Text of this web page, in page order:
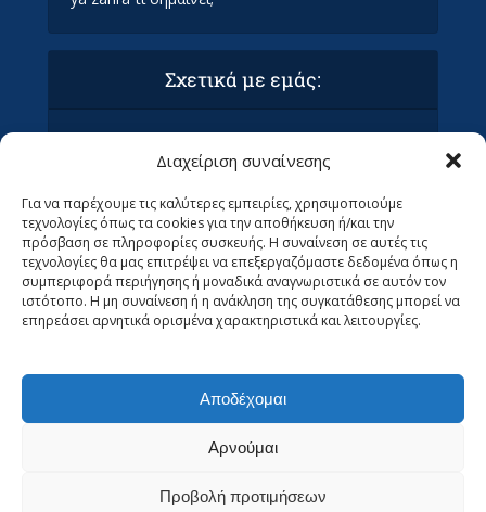
Διαχείριση συναίνεσης
Για να παρέχουμε τις καλύτερες εμπειρίες, χρησιμοποιούμε
τεχνολογίες όπως τα cookies για την αποθήκευση ή/και την
πρόσβαση σε πληροφορίες συσκευής. Η συναίνεση σε αυτές τις
τεχνολογίες θα μας επιτρέψει να επεξεργαζόμαστε δεδομένα όπως η
συμπεριφορά περιήγησης ή μοναδικά αναγνωριστικά σε αυτόν τον
ιστότοπο. Η μη συναίνεση ή η ανάκληση της συγκατάθεσης μπορεί να
επηρεάσει αρνητικά ορισμένα χαρακτηριστικά και λειτουργίες.
Αποδέχομαι
Αρνούμαι
Προβολή προτιμήσεων
Σχετικά με εμάς:
Πολιτική απορρήτου & συμμόρφωση GDPR
Ανεβάστε το άρθρο σας στα Οράματα (ΜΌΝΟ
ΓΙΑ ΣΥΝΤΆΚΤΕΣ)
Ψάχνουμε Αρθρογράφους